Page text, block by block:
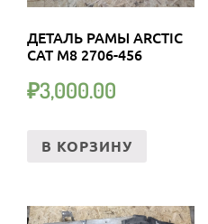
ДЕТАЛЬ РАМЫ ARCTIC
CAT M8 2706-456
₽3,000.00
В КОРЗИНУ